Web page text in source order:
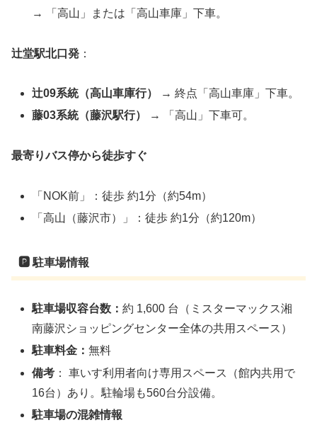
→ 「高山」または「高山車庫」下車。
辻堂駅北口発 ：
辻09系統（高山車庫行）
→ 終点「高山車庫」下車。
藤03系統（藤沢駅行）
→ 「高山」下車可。
最寄りバス停から徒歩すぐ
「NOK前」：徒歩 約1分（約54m）
「高山（藤沢市）」：徒歩 約1分（約120m）
🅿 駐車場情報
駐車場収容台数：約 1,600 台（ミスターマックス湘
南藤沢ショッピングセンター全体の共用スペース）
駐車料金：無料
備考 ： 車いす利用者向け専用スペース（館内共用で
16台）あり。駐輪場も560台分設備。
駐車場の混雑情報